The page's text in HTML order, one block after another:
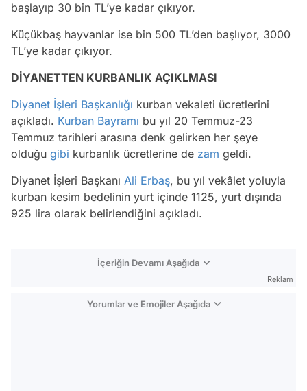
başlayıp 30 bin TL’ye kadar çıkıyor.
Küçükbaş hayvanlar ise bin 500 TL’den başlıyor, 3000
TL’ye kadar çıkıyor.
DİYANETTEN KURBANLIK AÇIKLMASI
Diyanet İşleri Başkanlığı kurban vekaleti ücretlerini
açıkladı. Kurban Bayramı bu yıl 20 Temmuz-23
Temmuz tarihleri arasına denk gelirken her şeye
olduğu gibi kurbanlık ücretlerine de zam geldi.
Diyanet İşleri Başkanı Ali Erbaş, bu yıl vekâlet yoluyla
kurban kesim bedelinin yurt içinde 1125, yurt dışında
925 lira olarak belirlendiğini açıkladı.
İçeriğin Devamı Aşağıda
Reklam
Yorumlar ve Emojiler Aşağıda